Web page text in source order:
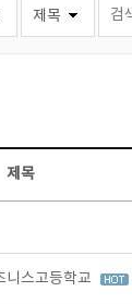
제목
니스고등학교